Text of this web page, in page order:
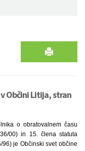
Občini Litija, stran
o obratovalnem času
00) in 15. člena statuta
je Občinski svet občine